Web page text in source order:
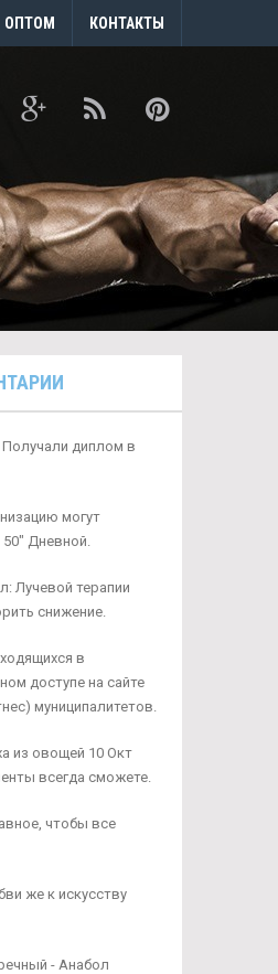
ОПТОМ КОНТАКТЫ
Получали диплом в
могут
50" Дневной.
Лучевой терапии
снижение.
в
доступе на сайте
муниципалитетов.
из овощей 10 Окт
всегда сможете.
чтобы все
же к искусству
- Анабол